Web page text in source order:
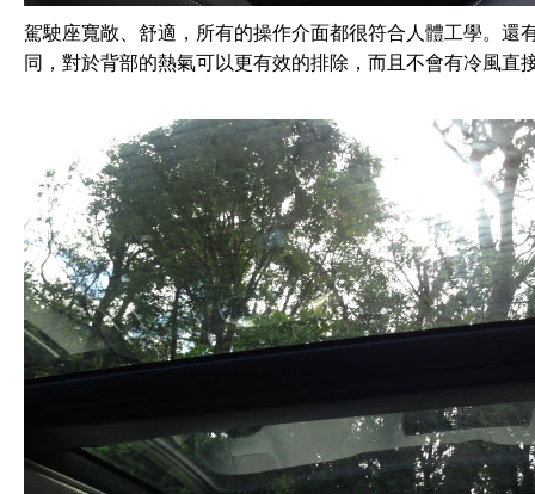
駕駛座寬敞、舒適，所有的操作介面都很符合人體工學。還
同，對於背部的熱氣可以更有效的排除，而且不會有冷風直